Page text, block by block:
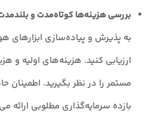
بررسی هزینه‌ها کوتاه‌مدت و
به پذیرش و پیاده‌سازی
ارزیابی کنید. هزینه‌های اولیه و
مستمر را در نظر بگیرید. اطمینان
بازده سرمایه‌گذاری مطلوبی ارائه